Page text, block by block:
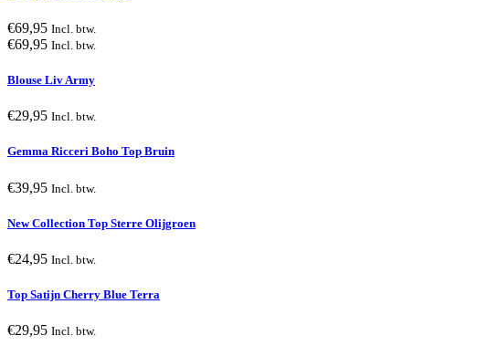
€69,95 Incl. btw.
€69,95 Incl. btw.
Blouse Liv Army
€29,95 Incl. btw.
Gemma Ricceri Boho Top Bruin
€39,95 Incl. btw.
New Collection Top Sterre Olijgroen
€24,95 Incl. btw.
Top Satijn Cherry Blue Terra
€29,95 Incl. btw.